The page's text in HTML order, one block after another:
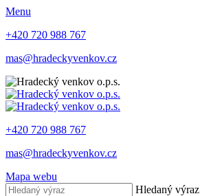
Menu
+420 720 988 767
mas@hradeckyvenkov.cz
+420 720 988 767
mas@hradeckyvenkov.cz
Mapa webu
Hledaný výraz